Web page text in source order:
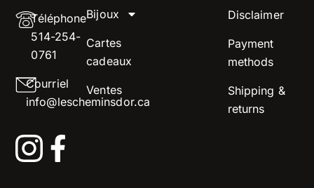
Téléphone
514-254-
0761
Courriel
info@lescheminsdor.ca
Bijoux
Cartes
cadeaux
Ventes
Disclaimer
Payment
methods
Shipping &
returns